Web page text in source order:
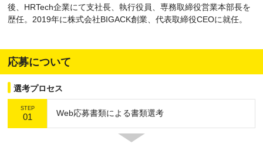
後、HRTech企業にて支社長、執行役員、専務取締役営業本部長を
歴任。2019年に株式会社BIGACK創業、代表取締役CEOに就任。
応募について
選考プロセス
STEP
01 Web応募書類による書類選考